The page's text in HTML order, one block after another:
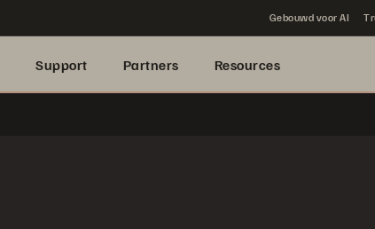
Gebouwd voor AI
Support Partners Resources